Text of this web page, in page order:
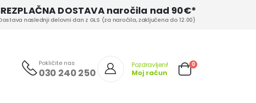
DOSTAVA naročila nad 90€*
naslednji delovni dan z GLS (za naročila, zaključena do 12.00)
Pokličite nas
030 240 250
Pozdravljeni!
Moj račun Cart
0izd.